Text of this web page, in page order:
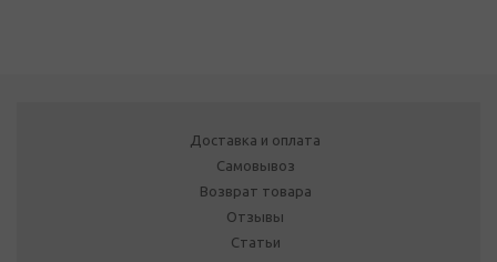
Доставка и оплата
Самовывоз
Возврат товара
Отзывы
Статьи